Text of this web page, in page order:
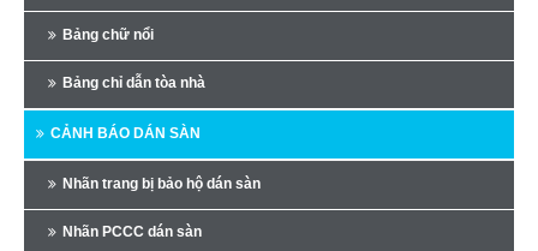
Bảng chữ nổi
Bảng chỉ dẫn tòa nhà
CẢNH BÁO DÁN SÀN
Nhãn trang bị bảo hộ dán sàn
Nhãn PCCC dán sàn